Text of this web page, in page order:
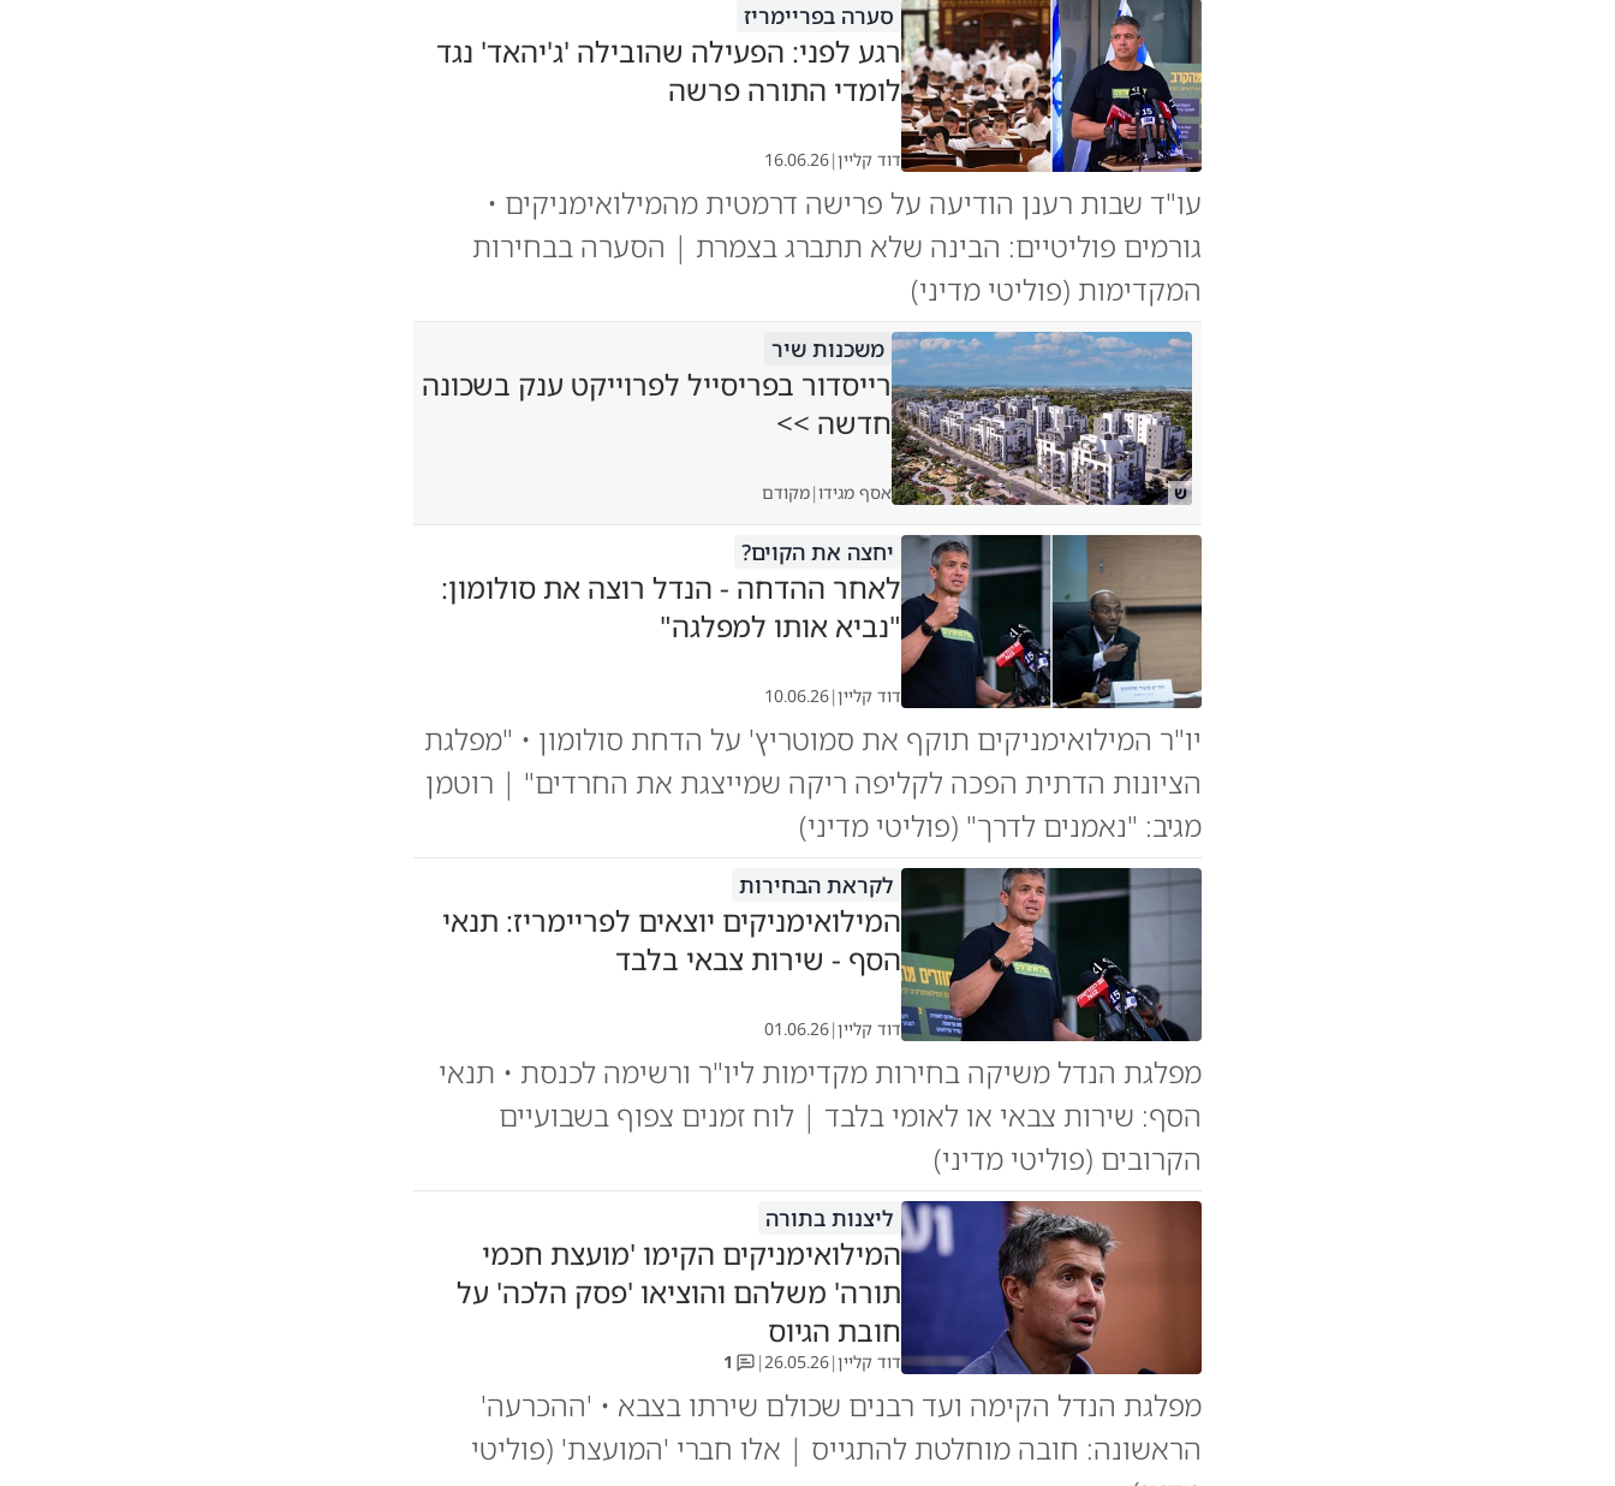
סערה בפריימריז
רגע לפני: הפעילה שהובילה 'ג'יהאד' נגד
לומדי התורה פרשה
דוד קליין|
16.06.26
עו"ד שבות רענן הודיעה על פרישה דרמטית מהמילואימניקים •
גורמים פוליטיים: הבינה שלא תתברג בצמרת | הסערה בבחירות
המקדימות (פוליטי מדיני)
ש
משכנות שיר
רייסדור בפריסייל לפרוייקט ענק בשכונה
חדשה >>
אסף מגידו|מקודם
יחצה את הקוים?
לאחר ההדחה - הנדל רוצה את סולומון:
"נביא אותו למפלגה"
דוד קליין|
10.06.26
יו"ר המילואימניקים תוקף את סמוטריץ' על הדחת סולומון • "מפלגת
הציונות הדתית הפכה לקליפה ריקה שמייצגת את החרדים" | רוטמן
מגיב: "נאמנים לדרך" (פוליטי מדיני)
לקראת הבחירות
המילואימניקים יוצאים לפריימריז: תנאי
הסף - שירות צבאי בלבד
דוד קליין|
01.06.26
מפלגת הנדל משיקה בחירות מקדימות ליו"ר ורשימה לכנסת • תנאי
הסף: שירות צבאי או לאומי בלבד | לוח זמנים צפוף בשבועיים
הקרובים (פוליטי מדיני)
ליצנות בתורה
המילואימניקים הקימו 'מועצת חכמי
תורה' משלהם והוציאו 'פסק הלכה' על
חובת הגיוס
דוד קליין|
26.05.26
|
1
מפלגת הנדל הקימה ועד רבנים שכולם שירתו בצבא • 'ההכרעה'
הראשונה: חובה מוחלטת להתגייס | אלו חברי 'המועצת' (פוליטי